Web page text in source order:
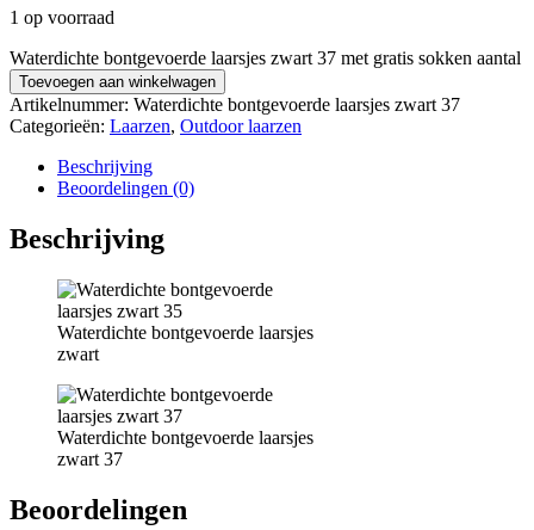
1 op voorraad
Waterdichte bontgevoerde laarsjes zwart 37 met gratis sokken aantal
Toevoegen aan winkelwagen
Artikelnummer: Waterdichte bontgevoerde laarsjes zwart 37
Categorieën: Laarzen, Outdoor laarzen
Beschrijving
Beoordelingen (0)
Beschrijving
Waterdichte bontgevoerde laarsjes
zwart
Waterdichte bontgevoerde laarsjes
zwart 37
Beoordelingen